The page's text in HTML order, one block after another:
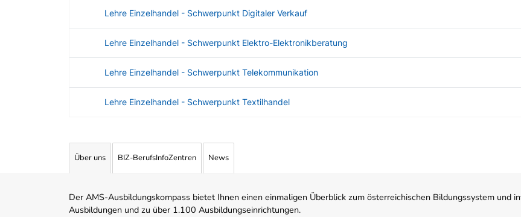
Lehre Einzelhandel - Schwerpunkt Digitaler Verkauf
Lehre Einzelhandel - Schwerpunkt Elektro-Elektronikberatung
Lehre Einzelhandel - Schwerpunkt Telekommunikation
Lehre Einzelhandel - Schwerpunkt Textilhandel
Über uns BIZ-BerufsInfoZentren News
Der AMS-Ausbildungskompass bietet Ihnen einen einmaligen Überblick zum österreichischen Bildungssystem und
Ausbildungen und zu über 1.100 Ausbildungseinrichtungen.